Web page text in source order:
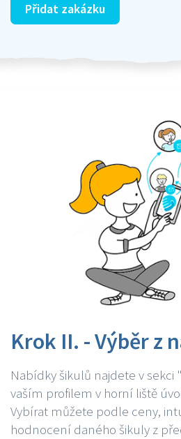
Přidat zakázku
Krok II. - Výběr z
Nabídky šikulů najdete v sekci
vaším profilem v horní liště
Vybírat můžete podle ceny,
hodnocení daného šikuly z